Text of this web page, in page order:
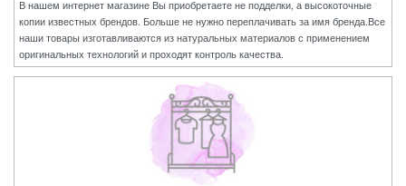
В нашем интернет магазине Вы приобретаете не подделки, а высокоточные
копии известных брендов. Больше не нужно переплачивать за имя бренда.Все
наши товары изготавливаются из натуральных материалов с применением
оригинальных технологий и проходят контроль качества.